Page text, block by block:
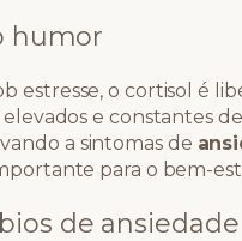
humor
estresse, o cortisol é
e constantes
a sintomas de
para o bem-
de ansiedade